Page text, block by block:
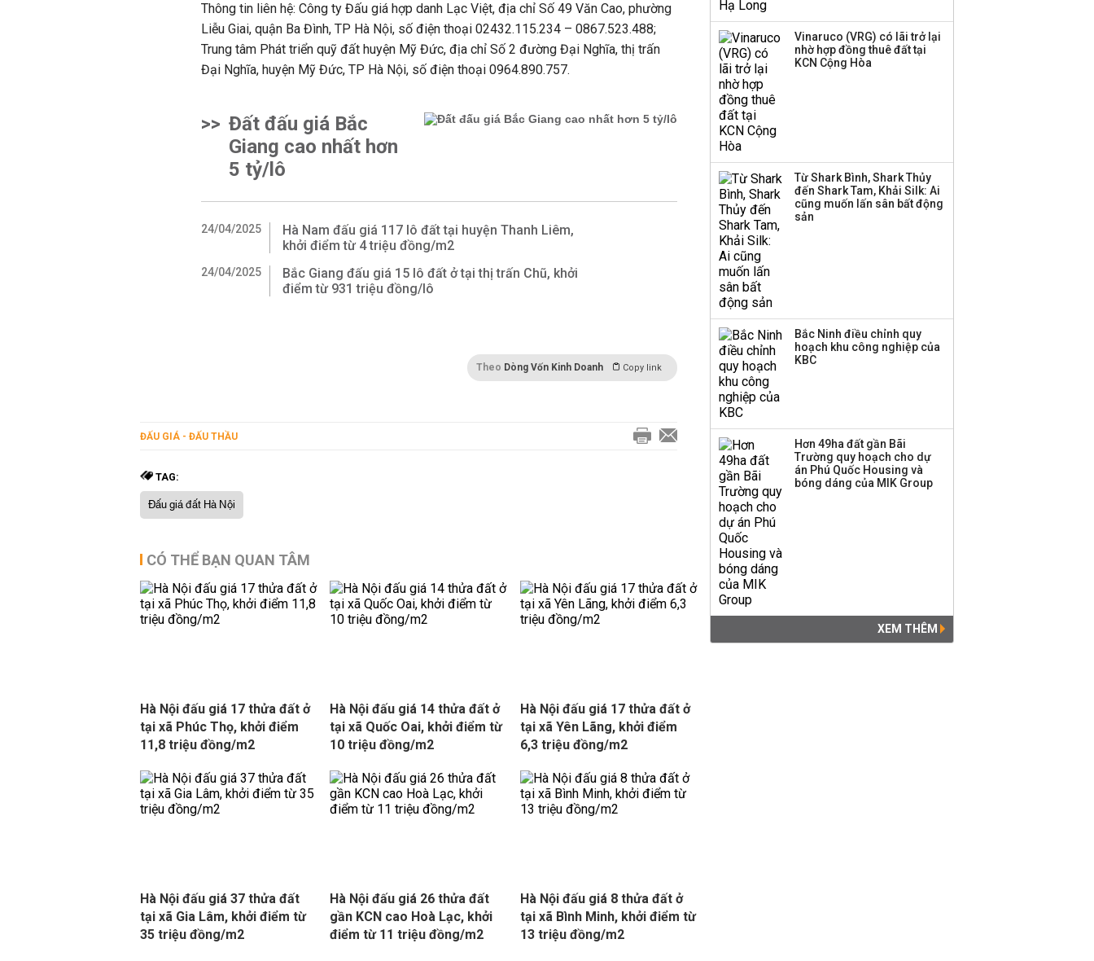
Thông tin liên hệ: Công ty Đấu giá hợp danh Lạc Việt, địa chỉ Số 49 Văn Cao, phường
Liễu Giai, quận Ba Đình, TP Hà Nội, số điện thoại 02432.115.234 – 0867.523.488;
Trung tâm Phát triển quỹ đất huyện Mỹ Đức, địa chỉ Số 2 đường Đại Nghĩa, thị trấn
Đại Nghĩa, huyện Mỹ Đức, TP Hà Nội, số điện thoại 0964.890.757.
>> Đất đấu giá Bắc
Giang cao nhất hơn
5 tỷ/lô
24/04/2025
Hà Nam đấu giá 117 lô đất tại huyện Thanh Liêm,
khởi điểm từ 4 triệu đồng/m2
24/04/2025
Bắc Giang đấu giá 15 lô đất ở tại thị trấn Chũ, khởi
điểm từ 931 triệu đồng/lô
Theo Dòng Vốn Kinh Doanh Copy link
ĐẤU GIÁ - ĐẤU THẦU
TAG:
Đấu giá đất Hà Nội
CÓ THỂ BẠN QUAN TÂM
Hà Nội đấu giá 17 thửa đất ở
tại xã Phúc Thọ, khởi điểm
11,8 triệu đồng/m2
Hà Nội đấu giá 14 thửa đất ở
tại xã Quốc Oai, khởi điểm từ
10 triệu đồng/m2
Hà Nội đấu giá 17 thửa đất ở
tại xã Yên Lãng, khởi điểm
6,3 triệu đồng/m2
Hà Nội đấu giá 37 thửa đất
tại xã Gia Lâm, khởi điểm từ
35 triệu đồng/m2
Hà Nội đấu giá 26 thửa đất
gần KCN cao Hoà Lạc, khởi
điểm từ 11 triệu đồng/m2
Hà Nội đấu giá 8 thửa đất ở
tại xã Bình Minh, khởi điểm từ
13 triệu đồng/m2
hàng
Dự án Sheraton Phú
Hoè chỉ ra 6 nguyên
nhân khiến dòng vốn
trong nền kinh tế còn
Vinaruco (VRG) có lãi trở lại
nhờ hợp đồng thuê đất tại
KCN Cộng Hòa
Từ Shark Bình, Shark Thủy
đến Shark Tam, Khải Silk: Ai
cũng muốn lấn sân bất động
sản
Bắc Ninh điều chỉnh quy
hoạch khu công nghiệp của
KBC
Hơn 49ha đất gần Bãi
Trường quy hoạch cho dự
án Phú Quốc Housing và
bóng dáng của MIK Group
XEM THÊM